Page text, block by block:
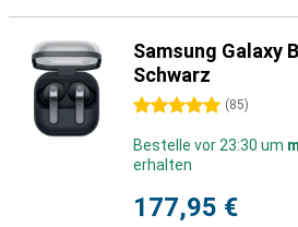
Samsung Galaxy
Schwarz
5 Sterne (85)
Bestelle vor 23:30 um
erhalten
177,95 €